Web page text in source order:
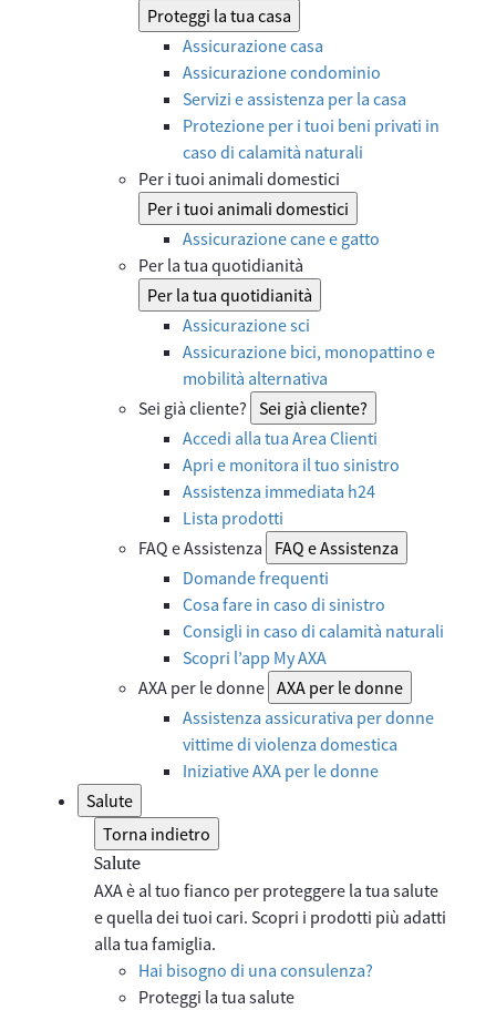
Proteggi la tua casa
Assicurazione casa
Assicurazione condominio
Servizi e assistenza per la casa
Protezione per i tuoi beni privati in
caso di calamità naturali
Per i tuoi animali domestici
Per i tuoi animali domestici
Assicurazione cane e gatto
Per la tua quotidianità
Per la tua quotidianità
Assicurazione sci
Assicurazione bici, monopattino e
mobilità alternativa
Sei già cliente? Sei già cliente?
Accedi alla tua Area Clienti
Apri e monitora il tuo sinistro
Assistenza immediata h24
Lista prodotti
FAQ e Assistenza
FAQ e Assistenza
Domande frequenti
Cosa fare in caso di sinistro
Consigli in caso di calamità naturali
Scopri l’app My AXA
AXA per le donne AXA per le donne
Assistenza assicurativa per donne
vittime di violenza domestica
Iniziative AXA per le donne
Salute
Torna indietro
Salute
AXA è al tuo fianco per proteggere la tua salute
e quella dei tuoi cari. Scopri i prodotti più adatti
alla tua famiglia.
Hai bisogno di una consulenza?
Proteggi la tua salute